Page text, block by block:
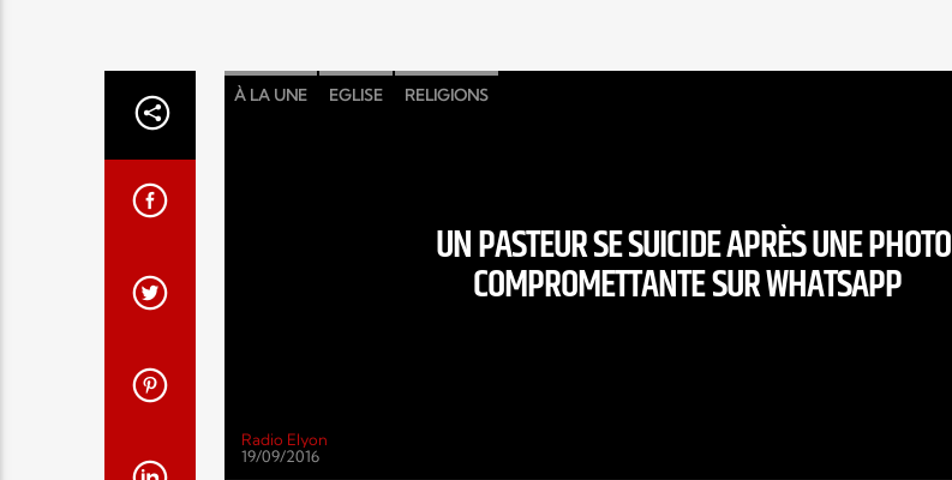
À LA UNE EGLISE RELIGIONS
UN PASTEUR SE SUICIDE APRÈS UNE PHOTO
COMPROMETTANTE SUR WHATSAPP
Radio Elyon
19/09/2016